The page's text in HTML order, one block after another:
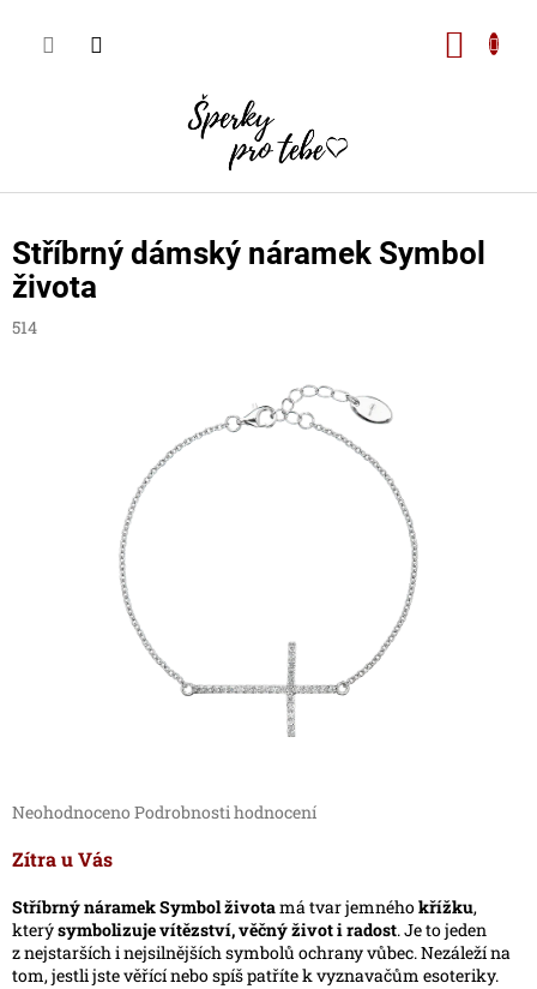
obsah
Stříbrný dámský náramek Symbol
života
514
Průměrné
produktu
0,0
z
5
hvězdiček.
Neohodnoceno Podrobnosti hodnocení
Zítra u Vás
Stříbrný náramek Symbol životamá tvar jemnéhokřížku,
kterýsymbolizuje vítězství, věčný život i radost. Je to jeden
z nejstarších i nejsilnějších symbolů ochrany vůbec. Nezáleží na
tom, jestli jste věřící nebo spíš patříte k vyznavačům esoteriky.